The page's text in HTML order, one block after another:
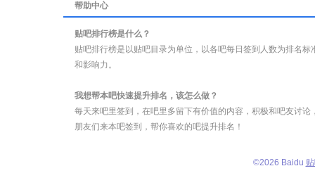
帮助中心
贴吧排行榜是什么？
贴吧排行榜是以贴吧目录为单位，以各吧每日签到人数为排名
和影响力。
我想帮本吧快速提升排名，该怎么做？
每天来吧里签到，在吧里多留下有价值的内容，积极和吧友讨
朋友们来本吧签到，帮你喜欢的吧提升排名！
©2026 Baidu